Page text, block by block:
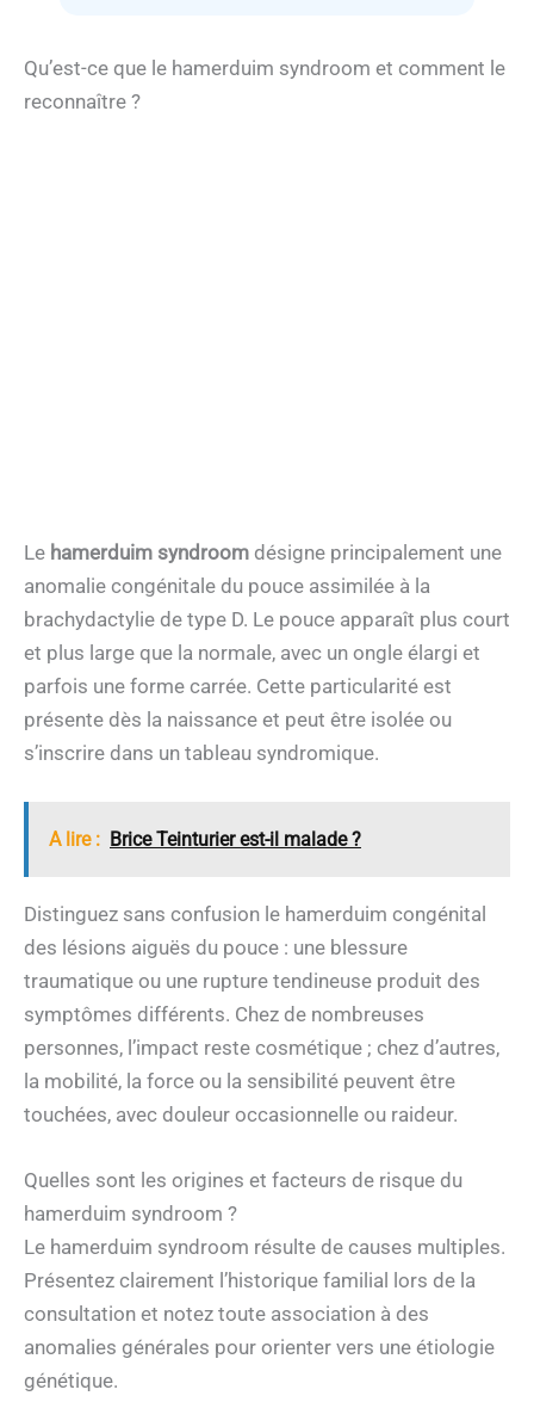
Qu’est-ce que le hamerduim syndroom et comment le
reconnaître ?
Le hamerduim syndroom désigne principalement une
anomalie congénitale du pouce assimilée à la
brachydactylie de type D. Le pouce apparaît plus court
et plus large que la normale, avec un ongle élargi et
parfois une forme carrée. Cette particularité est
présente dès la naissance et peut être isolée ou
s’inscrire dans un tableau syndromique.
A lire : Brice Teinturier est-il malade ?
Distinguez sans confusion le hamerduim congénital
des lésions aiguës du pouce : une blessure
traumatique ou une rupture tendineuse produit des
symptômes différents. Chez de nombreuses
personnes, l’impact reste cosmétique ; chez d’autres,
la mobilité, la force ou la sensibilité peuvent être
touchées, avec douleur occasionnelle ou raideur.
Quelles sont les origines et facteurs de risque du
hamerduim syndroom ?
Le hamerduim syndroom résulte de causes multiples.
Présentez clairement l’historique familial lors de la
consultation et notez toute association à des
anomalies générales pour orienter vers une étiologie
génétique.